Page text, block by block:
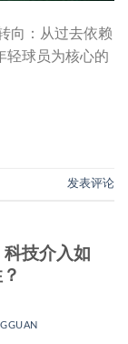
向：从过去依赖
轻球员为核心的
发表评论
技介入如